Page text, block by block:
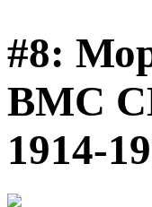
#8:
ВМС
1914-